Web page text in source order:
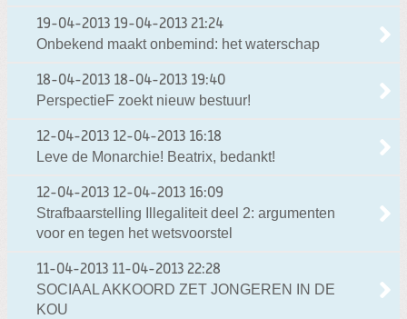
19-04-2013 19-04-2013 21:24
Onbekend maakt onbemind: het waterschap
18-04-2013 18-04-2013 19:40
PerspectieF zoekt nieuw bestuur!
12-04-2013 12-04-2013 16:18
Leve de Monarchie! Beatrix, bedankt!
12-04-2013 12-04-2013 16:09
Strafbaarstelling Illegaliteit deel 2: argumenten
voor en tegen het wetsvoorstel
11-04-2013 11-04-2013 22:28
SOCIAAL AKKOORD ZET JONGEREN IN DE
KOU